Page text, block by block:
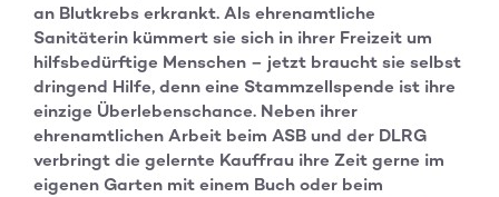
an Blutkrebs erkrankt. Als ehrenamtliche
Sanitäterin kümmert sie sich in ihrer Freizeit um
hilfsbedürftige Menschen – jetzt braucht sie selbst
dringend Hilfe, denn eine Stammzellspende ist ihre
einzige Überlebenschance. Neben ihrer
ehrenamtlichen Arbeit beim ASB und der DLRG
verbringt die gelernte Kauffrau ihre Zeit gerne im
eigenen Garten mit einem Buch oder beim